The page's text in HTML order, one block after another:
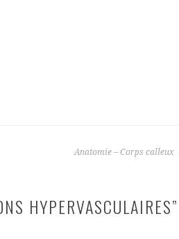
Anatomie – Corps calleux
HYPERVASCULAIRES”